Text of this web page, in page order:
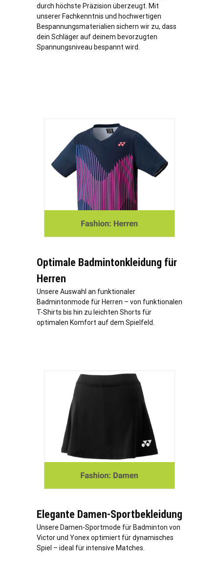
durch höchste Präzision überzeugt. Mit
unserer Fachkenntnis und hochwertigen
Bespannungsmaterialien sichern wir zu, dass
dein Schläger auf deinem bevorzugten
Spannungsniveau bespannt wird.
Optimale Badmintonkleidung für
Herren
Unsere Auswahl an funktionaler
Badmintonmode für Herren – von funktionalen
T-Shirts bis hin zu leichten Shorts für
optimalen Komfort auf dem Spielfeld.
Elegante Damen-Sportbekleidung
Unsere Damen-Sportmode für Badminton von
Victor und Yonex optimiert für dynamisches
Spiel – ideal für intensive Matches.